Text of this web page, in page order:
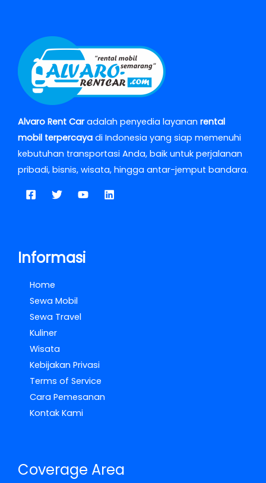
Alvaro Rent Caradalah penyedia layanan rental
mobil terpercaya di Indonesia yang siap memenuhi
kebutuhan transportasi Anda, baik untuk perjalanan
pribadi, bisnis, wisata, hingga antar-jemput bandara.
Informasi
Home
Sewa Mobil
Sewa Travel
Kuliner
Wisata
Kebijakan Privasi
Terms of Service
Cara Pemesanan
Kontak Kami
Coverage Area